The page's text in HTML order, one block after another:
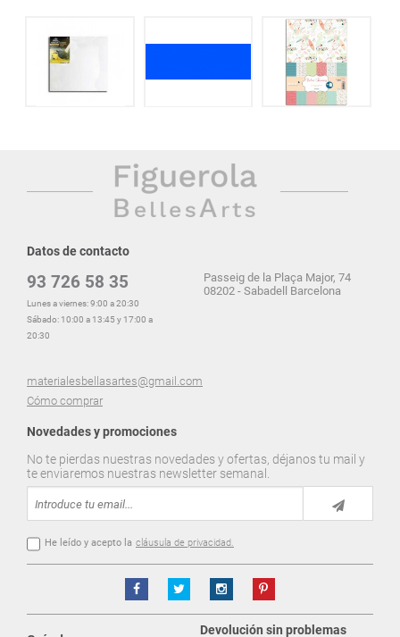
Datos de contacto
93 726 58 35
Lunes a viernes: 9:00 a 20:30
Sábado: 10:00 a 13:45 y 17:00 a
20:30
materialesbellasartes@gmail.com
Cómo comprar
Passeig de la Plaça Major, 74
08202 - Sabadell Barcelona
Novedades y promociones
No te pierdas nuestras novedades y ofertas, déjanos tu mail y
te enviaremos nuestras newsletter semanal.
He leído y acepto la cláusula de privacidad.
Devolución sin problemas